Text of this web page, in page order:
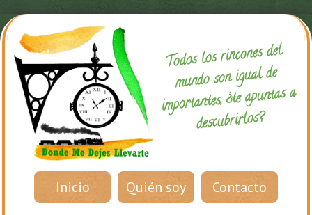
Todos los rincones del
mundo son igual de
importantes, ¿te apuntas a
descubrirlos?
Inicio Quién soy Contacto